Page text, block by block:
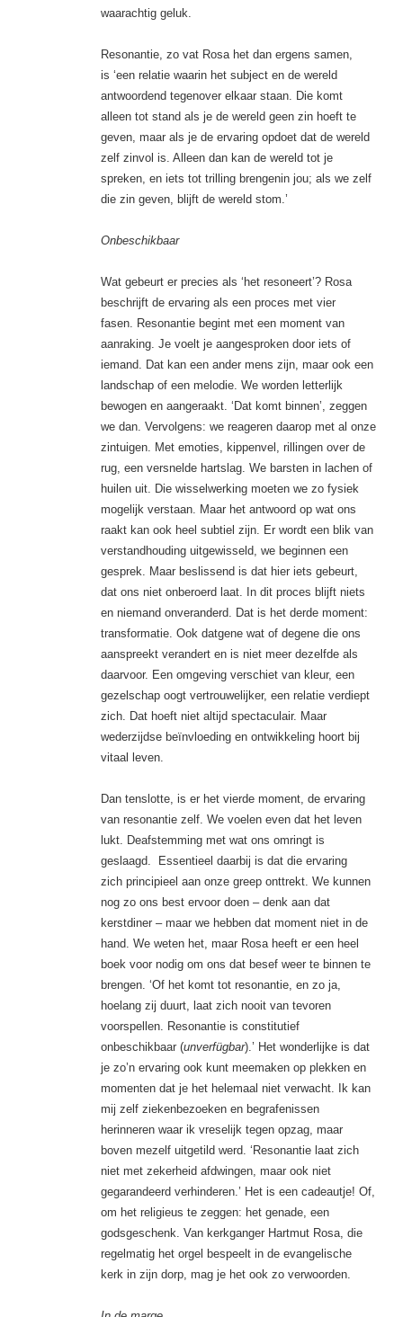
waarachtig geluk.
Resonantie, zo vat Rosa het dan ergens samen,
is ‘een relatie waarin het subject en de wereld
antwoordend tegenover elkaar staan. Die komt
alleen tot stand als je de wereld geen zin hoeft te
geven, maar als je de ervaring opdoet dat de wereld
zelf zinvol is. Alleen dan kan de wereld tot je
spreken, en iets tot trilling brengenin jou; als we zelf
die zin geven, blijft de wereld stom.’
Onbeschikbaar
Wat gebeurt er precies als ‘het resoneert’? Rosa
beschrijft de ervaring als een proces met vier
fasen. Resonantie begint met een moment van
aanraking. Je voelt je aangesproken door iets of
iemand. Dat kan een ander mens zijn, maar ook een
landschap of een melodie. We worden letterlijk
bewogen en aangeraakt. ‘Dat komt binnen’, zeggen
we dan. Vervolgens: we reageren daarop met al onze
zintuigen. Met emoties, kippenvel, rillingen over de
rug, een versnelde hartslag. We barsten in lachen of
huilen uit. Die wisselwerking moeten we zo fysiek
mogelijk verstaan. Maar het antwoord op wat ons
raakt kan ook heel subtiel zijn. Er wordt een blik van
verstandhouding uitgewisseld, we beginnen een
gesprek. Maar beslissend is dat hier iets gebeurt,
dat ons niet onberoerd laat. In dit proces blijft niets
en niemand onveranderd. Dat is het derde moment:
transformatie. Ook datgene wat of degene die ons
aanspreekt verandert en is niet meer dezelfde als
daarvoor. Een omgeving verschiet van kleur, een
gezelschap oogt vertrouwelijker, een relatie verdiept
zich. Dat hoeft niet altijd spectaculair. Maar
wederzijdse beïnvloeding en ontwikkeling hoort bij
vitaal leven.
Dan tenslotte, is er het vierde moment, de ervaring
van resonantie zelf. We voelen even dat het leven
lukt. Deafstemming met wat ons omringt is
geslaagd. Essentieel daarbij is dat die ervaring
zich principieel aan onze greep onttrekt. We kunnen
nog zo ons best ervoor doen – denk aan dat
kerstdiner – maar we hebben dat moment niet in de
hand. We weten het, maar Rosa heeft er een heel
boek voor nodig om ons dat besef weer te binnen te
brengen. ‘Of het komt tot resonantie, en zo ja,
hoelang zij duurt, laat zich nooit van tevoren
voorspellen. Resonantie is constitutief
onbeschikbaar (unverfügbar).’ Het wonderlijke is dat
je zo’n ervaring ook kunt meemaken op plekken en
momenten dat je het helemaal niet verwacht. Ik kan
mij zelf ziekenbezoeken en begrafenissen
herinneren waar ik vreselijk tegen opzag, maar
boven mezelf uitgetild werd. ‘Resonantie laat zich
niet met zekerheid afdwingen, maar ook niet
gegarandeerd verhinderen.’ Het is een cadeautje! Of,
om het religieus te zeggen: het genade, een
godsgeschenk. Van kerkganger Hartmut Rosa, die
regelmatig het orgel bespeelt in de evangelische
kerk in zijn dorp, mag je het ook zo verwoorden.